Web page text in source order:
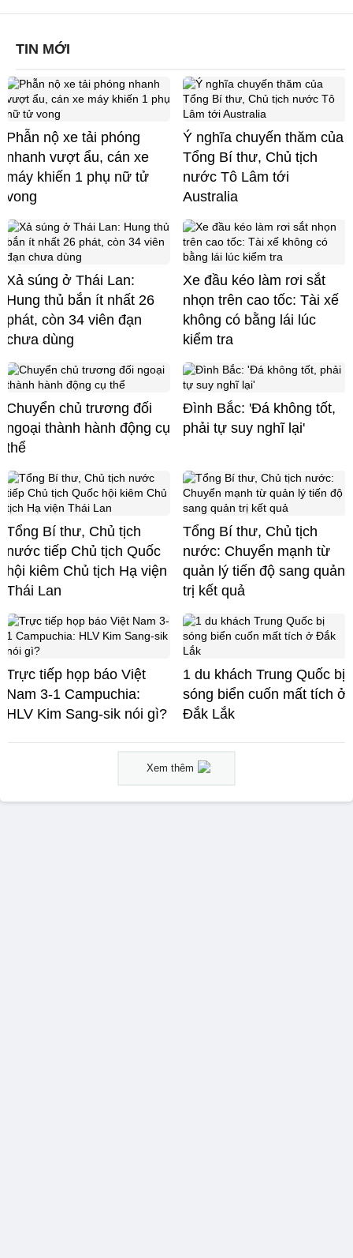
TIN MỚI
Phẫn nộ xe tải phóng
nhanh vượt ẩu, cán xe
máy khiến 1 phụ nữ tử
vong
Ý nghĩa chuyến thăm của
Tổng Bí thư, Chủ tịch
nước Tô Lâm tới
Australia
Xả súng ở Thái Lan:
Hung thủ bắn ít nhất 26
phát, còn 34 viên đạn
chưa dùng
Xe đầu kéo làm rơi sắt
nhọn trên cao tốc: Tài xế
không có bằng lái lúc
kiểm tra
Chuyển chủ trương đối
ngoại thành hành động cụ
thể
Đình Bắc: 'Đá không tốt,
phải tự suy nghĩ lại'
Tổng Bí thư, Chủ tịch
nước tiếp Chủ tịch Quốc
hội kiêm Chủ tịch Hạ viện
Thái Lan
Tổng Bí thư, Chủ tịch
nước: Chuyển mạnh từ
quản lý tiến độ sang quản
trị kết quả
Trực tiếp họp báo Việt
Nam 3-1 Campuchia:
HLV Kim Sang-sik nói gì?
1 du khách Trung Quốc bị
sóng biển cuốn mất tích ở
Đắk Lắk
Xem thêm